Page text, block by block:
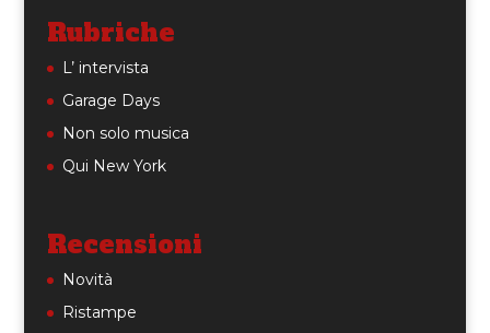
Rubriche
L’ intervista
Garage Days
Non solo musica
Qui New York
Recensioni
Novità
Ristampe